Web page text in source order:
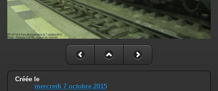
Créée le
mercredi 7 octobre 2015